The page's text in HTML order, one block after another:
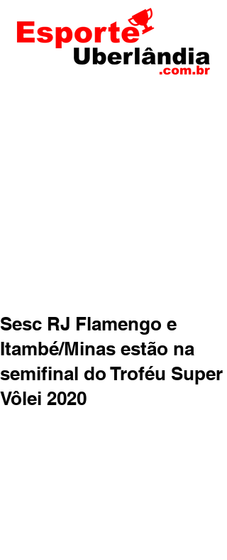
Sesc RJ Flamengo e
Itambé/Minas estão na
semifinal do Troféu Super
Vôlei 2020